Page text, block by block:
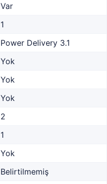
Var
1
Power Delivery 3.1
Yok
Yok
Yok
2
1
Yok
Belirtilmemiş